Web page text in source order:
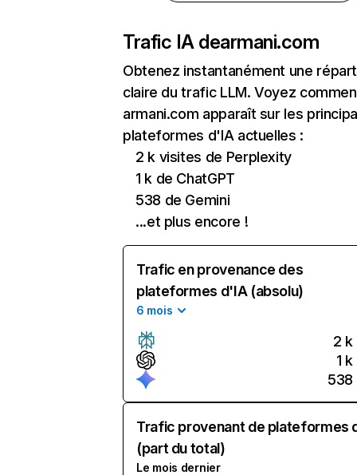
Trafic IA dearmani.com
Obtenez instantanément une
claire du trafic LLM. Voyez
armani.com apparaît sur les
plateformes d'IA actuelles :
2 k visites de Perplexity
1 k de ChatGPT
538 de Gemini
...et plus encore !
Trafic en provenance des
plateformes d'IA (absolu)
6 mois
2 k
1 k
538
Trafic provenant de plateformes
(part du total)
Le mois dernier